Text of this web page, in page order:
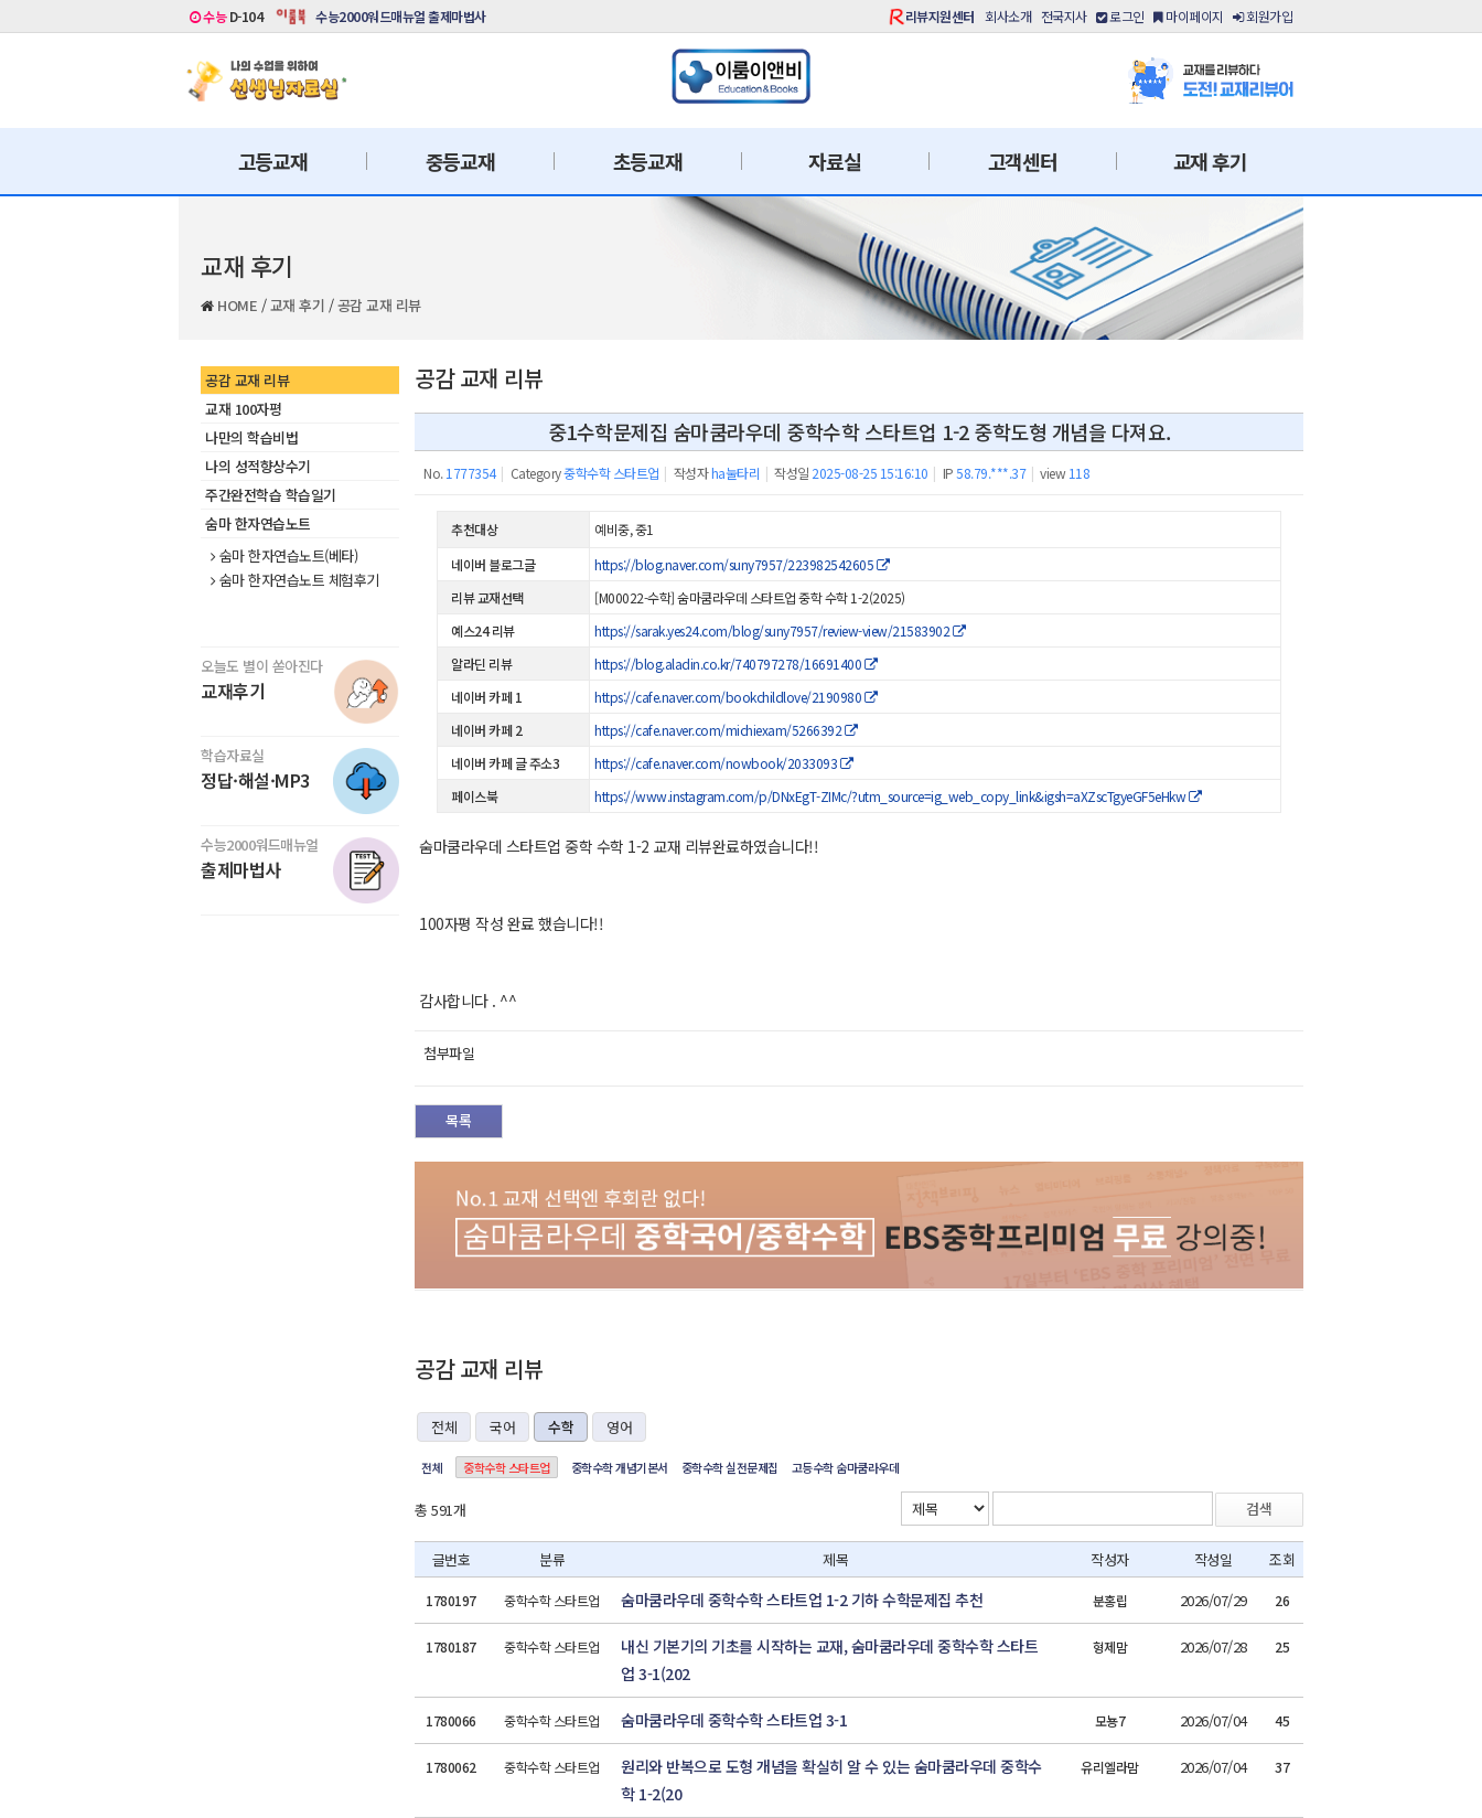
수능D-104 수능2000워드매뉴얼 출제마법사 리뷰지원센터 회사소개 전국지사 로그인 마이페이지 회원가입
고등교재 중등교재 초등교재 자료실 고객센터 교재 후기
교재 후기
HOME /교재 후기 /공감 교재 리뷰
공감 교재 리뷰
교재 100자평
나만의 학습비법
나의 성적향상수기
주간완전학습 학습일기
숨마 한자연습노트
숨마 한자연습노트(베타)
숨마 한자연습노트 체험후기
오늘도 별이 쏟아진다
교재후기
학습자료실
정답·해설·MP3
수능2000워드매뉴얼
출제마법사
공감 교재 리뷰
중1수학문제집 숨마쿰라우데 중학수학 스타트업 1-2 중학도형 개념을 다져요.
No. 1777354 | Category중학수학 스타트업 | 작성자ha눌타리 | 작성일 2025-08-25 15:16:10 | IP58.79.***.37 | view 118
추천대상
예비중, 중1
네이버 블로그글
https://blog.naver.com/suny7957/223982542605
리뷰 교재선택
[M00022-수학] 숨마쿰라우데 스타트업 중학 수학 1-2(2025)
예스24 리뷰
https://sarak.yes24.com/blog/suny7957/review-view/21583902
알라딘 리뷰
https://blog.aladin.co.kr/740797278/16691400
네이버 카페 1
https://cafe.naver.com/bookchildlove/2190980
네이버 카페 2
https://cafe.naver.com/michiexam/5266392
네이버 카페 글 주소3
https://cafe.naver.com/nowbook/2033093
페이스북
https://www.instagram.com/p/DNxEgT-ZIMc/?utm_source=ig_web_copy_link&igsh=aXZscTgyeGF5eHkw
숨마쿰라우데 스타트업 중학 수학 1-2 교재 리뷰완료하였습니다!!
100자평 작성 완료 했습니다!!
감사합니다 . ^^
첨부파일
목록
공감 교재 리뷰
전체 국어 수학 영어
전체 중학수학 스타트업 중학수학 개념기본서 중학수학 실전문제집 고등수학 숨마쿰라우데
총 591개 검색
글번호 분류 제목 작성자 작성일 조회
1780197 중학수학 스타트업 숨마쿰라우데 중학수학 스타트업 1-2 기하 수학문제집 추천 분홍립 2026/07/29 26
1780187 중학수학 스타트업
내신 기본기의 기초를 시작하는 교재, 숨마쿰라우데 중학수학 스타트
업 3-1(202
형제맘 2026/07/28 25
1780066 중학수학 스타트업 숨마쿰라우데 중학수학 스타트업 3-1 모뇽7 2026/07/04 45
1780062 중학수학 스타트업
원리와 반복으로 도형 개념을 확실히 알 수 있는 숨마쿰라우데 중학수
학 1-2(20
유리엘라맘 2026/07/04 37